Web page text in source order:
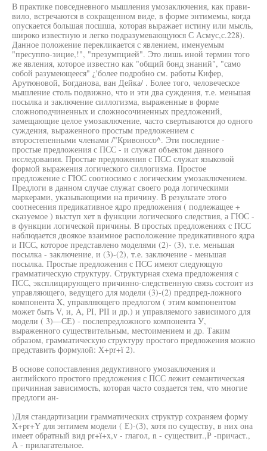
В практике повседневного мышления умозаключения, как прави-
вило, встречаются в сокращенном виде, в форме энтимемы, когда
опускается большая посшша, которая выражает истину или мысль,
широко известную и легко подразумевающуюся С Асмус,с.228).
Данное положение перекликается с явлением, именуемым
"пресуппо-зицие,!", "презумпцией". Это лишь иной термин того
же явления, которое известно как "общий бонд знаний", "само
собой разумеющееся" ¿'более подробно см. работы Кифер,
Арутюновой, Богданова, ван Дейка/ . Более того, человеческое
мышление столь подвижно, что и эти два суждения, т.е. меньшая
посылка и заключение силлогизма, выраженные в форме
сложноподчиненных и сложносочиненных предложений,
замещающие целое умозаключение, часто свертываются до одного
суждения, выраженного простым предложением с
второстепенными членами /"Кривоносо^. Эти последние -
простые предложения с ПСС - и служат объектом данного
исследования. Простые предложения с ПСС служат языковой
формой выражения логического силлогизма. Простое
предложение с ГЮС соотносимо с логическим умозаключением.
Предлоги в данном случае служат своего рода логическими
маркерами, указывающими на причину. В результате этого
соотнесения предикативное ядро предложения ( подлежащее +
сказуемое ) выступ хет в функции логического следствия, а ГЮС -
в функции логической причины. В простых предложениях с ПСС
наблюдается двоякое взаимное расположение предикативного ядра
и ПСС, которое представлено моделями (2)- (3), т.е. меньшая
посылка - заключение, и (3)-(2), т.е. заключение - меньшая
посылка. Простые предложения с ПСС имеют следующую
грамматическую структуру. Структурная схема предложения с
ПСС, эксплицирующего причинно-следственную связь состоит из
управляющего, ведущего для модели (3)-(2) предпред-ложного
компонента X, управляющего предлогом ( этим компонентом
может быть V, и, A, PI, PII и др.) и управляемого зависимого для
модели ( 3)—СЕ) - послепредложного компонента У,
выраженного существительным, местоимением и др. Таким
образом, грамматическую структуру простого предложения можно
представить формулой: X+pr+ï 2).
В основе сопоставления дедуктивного умозаключения и
английского простого предложения с ПСС лежит семантическая
причинная зависимость, которая часто создается тем, что многие
предлоги ан-
)Для стандартизации грамматических структур сохраняем форму
X+pr+Y для энтимем модели ( Е)-(З), хотя по существу, в них она
имеет обратный вид pr+ï+x,v - глагол, n - существит.,Р -причаст.,
А - прилагательное.